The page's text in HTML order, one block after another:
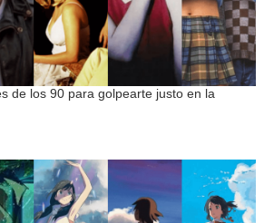
de los 90 para golpearte justo en la